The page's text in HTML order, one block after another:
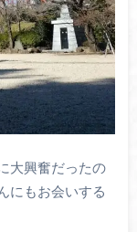
大興奮だったの
にもお会いする